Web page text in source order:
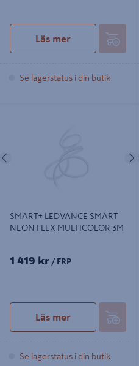
Läs mer
Se lagerstatus i din butik
SMART+ LEDVANCE SMART
NEON FLEX MULTICOLOR 3M
1 419 kr / FRP
Läs mer
Se lagerstatus i din butik